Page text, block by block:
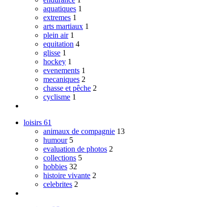
aquatiques 1
extremes 1
arts martiaux 1
plein air 1
equitation 4
glisse 1
hockey 1
evenements 1
mecaniques 2
chasse et pêche 2
cyclisme 1
loisirs 61
animaux de compagnie 13
humour 5
evaluation de photos 2
collections 5
hobbies 32
histoire vivante 2
celebrites 2